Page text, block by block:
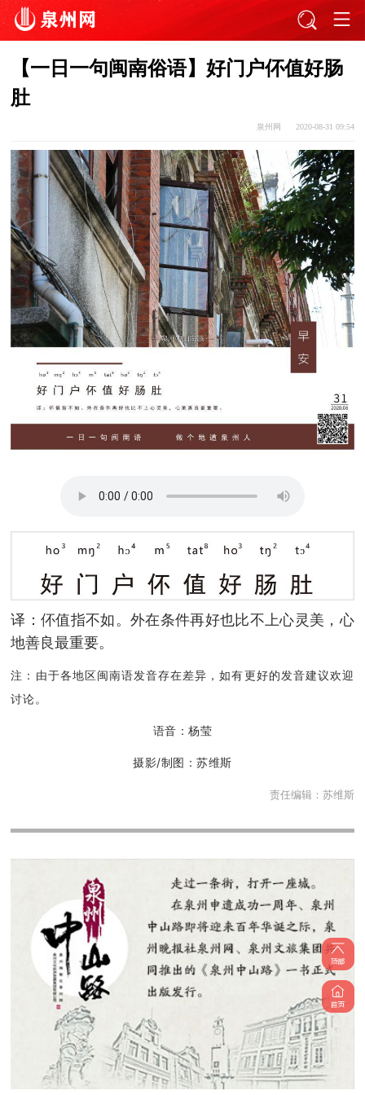
【一日一句闽南俗语】好门户伓值好肠
肚
泉州网 2020-08-31 09:54
译：伓值指不如。外在条件再好也比不上心灵美，心
地善良最重要。
注：由于各地区闽南语发音存在差异，如有更好的发音建议欢迎
讨论。
语音：杨莹
摄影/制图：苏维斯
责任编辑： 苏维斯